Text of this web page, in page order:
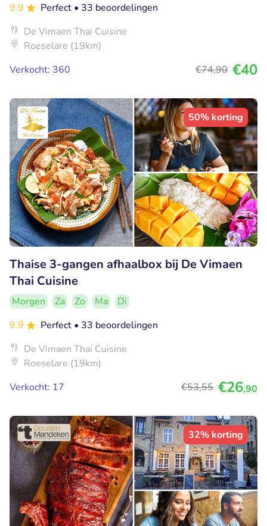
9.9
Perfect • 33 beoordelingen
De Vimaen Thai Cuisine
Roeselare (19km)
Verkocht: 360
€74,90 €40
50% korting
Thaise 3-gangen afhaalbox bij De Vimaen
Thai Cuisine
Morgen Za Zo Ma
Di
9.9
Perfect • 33 beoordelingen
De Vimaen Thai Cuisine
Roeselare (19km)
Verkocht: 17
€53,55 €26,90
32% korting